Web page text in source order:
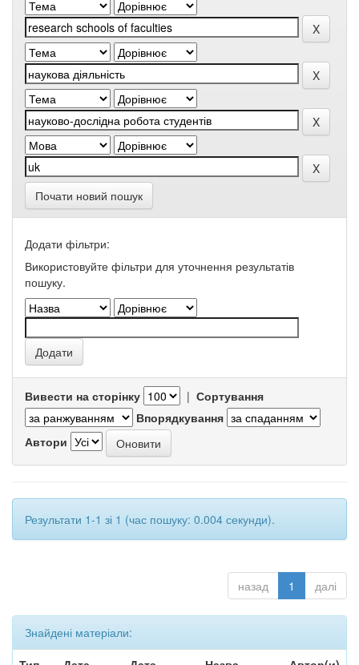
Почати новий пошук
Додати фільтри:
Використовуйте фільтри для уточнення результатів
пошуку.
Вивести на сторінку | Сортування
Впорядкування
Автори
Результати 1-1 зі 1 (час пошуку: 0.004 секунди).
назад 1 далі
Знайдені матеріали: